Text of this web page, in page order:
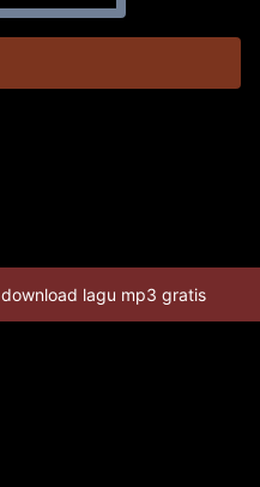
download lagu mp3 gratis